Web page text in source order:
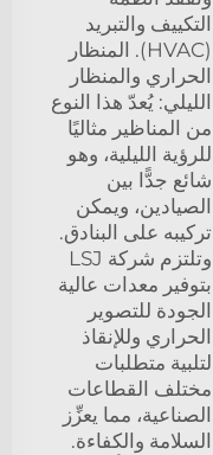
التكييف والتبريد
(HVAC). المنظار
الحراري والمنظار
الليلي: يُعدّ هذا النوع
من المناظير مثاليًا
للرؤية الليلية، وهو
شائع جدًّا بين
الصيادين، ويمكن
تركيبه على البنادق.
وتلتزم شركة LSJ
بتوفير معدات عالية
الجودة للتصوير
الحراري وللإنقاذ
لتلبية متطلبات
مختلف القطاعات
الصناعية، مما يعزِّز
السلامة والكفاءة.